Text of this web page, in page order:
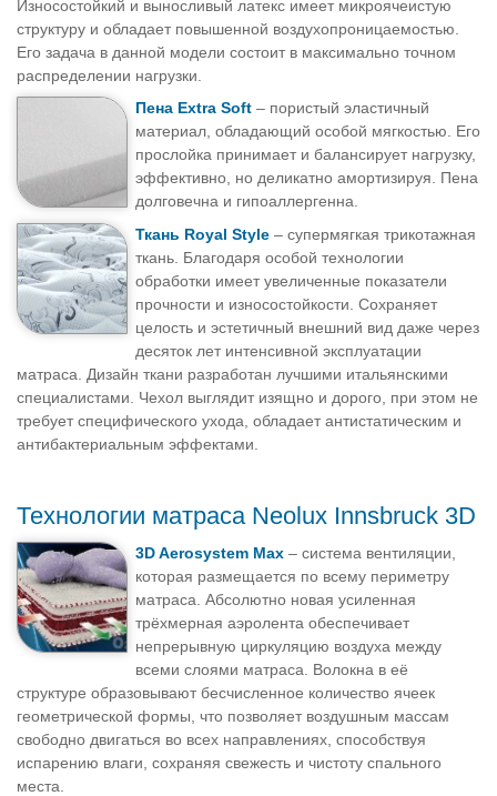
Износостойкий и выносливый латекс имеет микроячеистую
структуру и обладает повышенной воздухопроницаемостью.
Его задача в данной модели состоит в максимально точном
распределении нагрузки.
Пена Extra Soft – пористый эластичный
материал, обладающий особой мягкостью. Его
прослойка принимает и балансирует нагрузку,
эффективно, но деликатно амортизируя. Пена
долговечна и гипоаллергенна.
Ткань Royal Style – супермягкая трикотажная
ткань. Благодаря особой технологии
обработки имеет увеличенные показатели
прочности и износостойкости. Сохраняет
целость и эстетичный внешний вид даже через
десяток лет интенсивной эксплуатации
матраса. Дизайн ткани разработан лучшими итальянскими
специалистами. Чехол выглядит изящно и дорого, при этом не
требует специфического ухода, обладает антистатическим и
антибактериальным эффектами.
Технологии матраса Neolux Innsbruck 3D
3D Aerosystem Max – система вентиляции,
которая размещается по всему периметру
матраса. Абсолютно новая усиленная
трёхмерная аэролента обеспечивает
непрерывную циркуляцию воздуха между
всеми слоями матраса. Волокна в её
структуре образовывают бесчисленное количество ячеек
геометрической формы, что позволяет воздушным массам
свободно двигаться во всех направлениях, способствуя
испарению влаги, сохраняя свежесть и чистоту спального
места.